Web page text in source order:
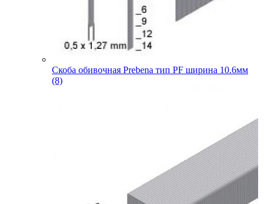
Скоба обивочная Prebena тип PF ширина 10.6мм
(8)